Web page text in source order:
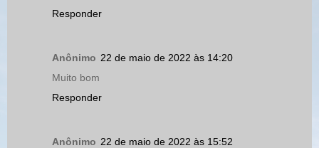
Responder
Anônimo 22 de maio de 2022 às 14:20
Muito bom
Responder
Anônimo 22 de maio de 2022 às 15:52